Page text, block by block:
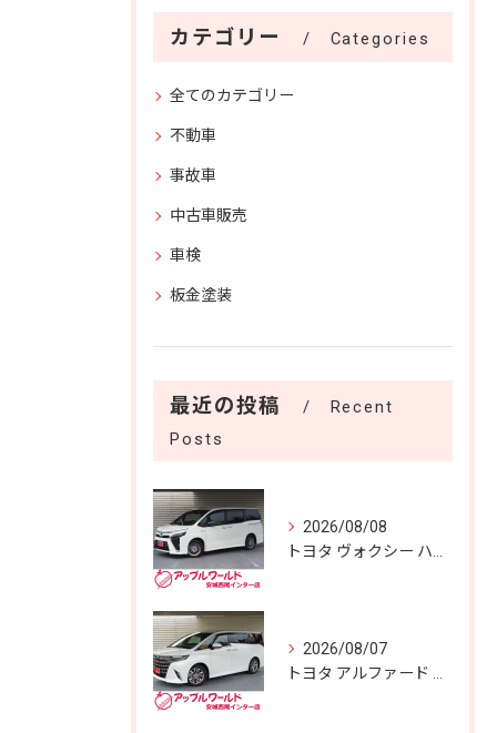
カテゴリー Categories
全てのカテゴリー
不動車
事故車
中古車販売
車検
板金塗装
最近の投稿
Recent
Posts
2026/08/08
2026/08/07